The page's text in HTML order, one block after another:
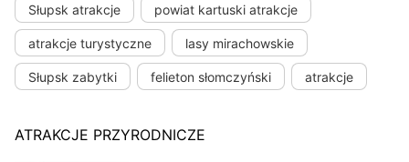
Słupsk atrakcje powiat kartuski atrakcje
atrakcje turystyczne lasy mirachowskie
Słupsk zabytki felieton słomczyński atrakcje
ATRAKCJE PRZYRODNICZE